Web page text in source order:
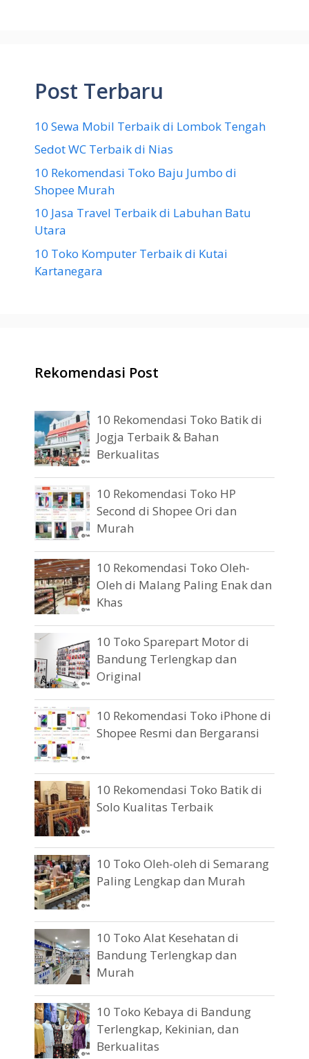
Post Terbaru
10 Sewa Mobil Terbaik di Lombok Tengah
Sedot WC Terbaik di Nias
10 Rekomendasi Toko Baju Jumbo di
Shopee Murah
10 Jasa Travel Terbaik di Labuhan Batu
Utara
10 Toko Komputer Terbaik di Kutai
Kartanegara
Rekomendasi Post
10 Rekomendasi Toko Batik di
Jogja Terbaik & Bahan
Berkualitas
10 Rekomendasi Toko HP
Second di Shopee Ori dan
Murah
10 Rekomendasi Toko Oleh-
Oleh di Malang Paling Enak dan
Khas
10 Toko Sparepart Motor di
Bandung Terlengkap dan
Original
10 Rekomendasi Toko iPhone di
Shopee Resmi dan Bergaransi
10 Rekomendasi Toko Batik di
Solo Kualitas Terbaik
10 Toko Oleh-oleh di Semarang
Paling Lengkap dan Murah
10 Toko Alat Kesehatan di
Bandung Terlengkap dan
Murah
10 Toko Kebaya di Bandung
Terlengkap, Kekinian, dan
Berkualitas